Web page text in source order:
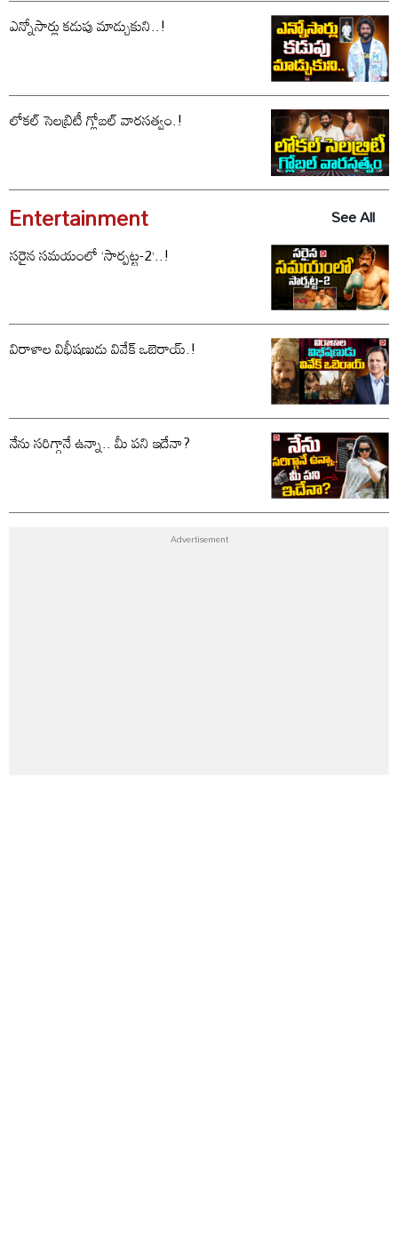
ఎన్నోసార్లు కడుపు మాడ్చుకుని..!
లోకల్ సెలబ్రిటీ గ్లోబల్ వారసత్వం.!
Entertainment
See All
సరైన సమయంలో ‘సార్పట్ట-2’..!
విరాళాల విభీషణుడు వివేక్ ఒబెరాయ్.!
నేను సరిగ్గానే ఉన్నా.. మీ పని ఇదేనా?